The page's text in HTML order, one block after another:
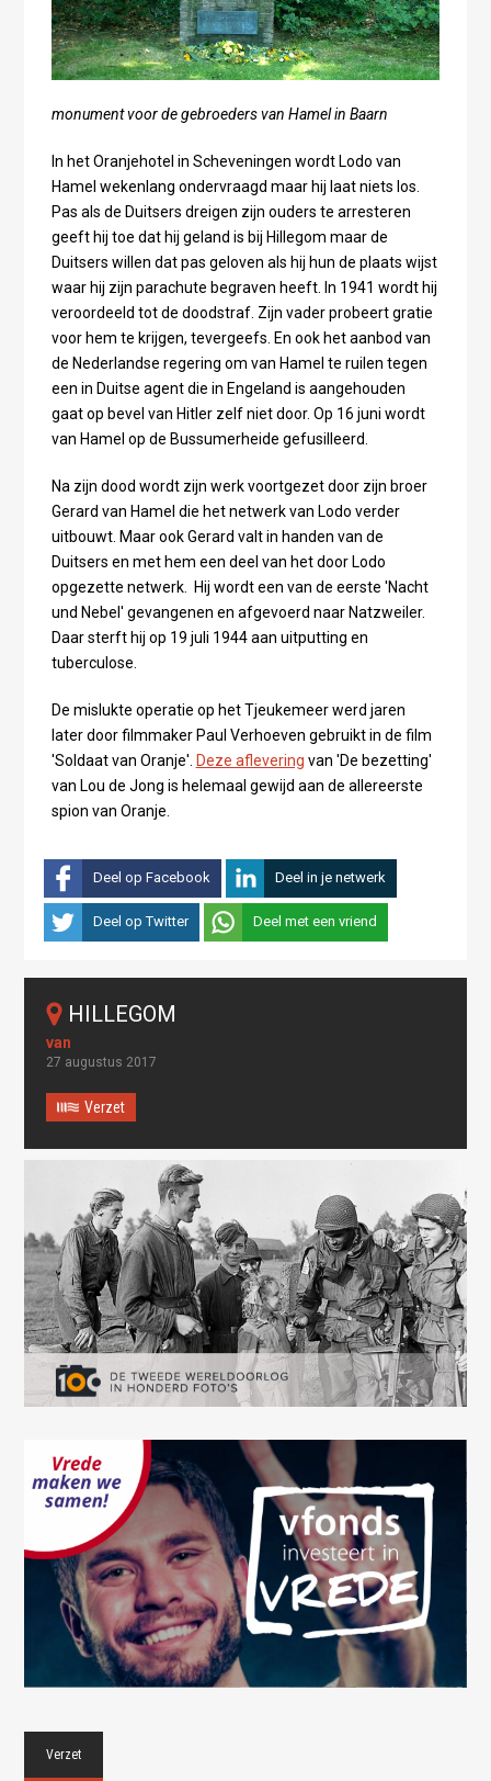
monument voor de gebroeders van Hamel in Baarn
In het Oranjehotel in Scheveningen wordt Lodo van
Hamel wekenlang ondervraagd maar hij laat niets los.
Pas als de Duitsers dreigen zijn ouders te arresteren
geeft hij toe dat hij geland is bij Hillegom maar de
Duitsers willen dat pas geloven als hij hun de plaats wijst
waar hij zijn parachute begraven heeft. In 1941 wordt hij
veroordeeld tot de doodstraf. Zijn vader probeert gratie
voor hem te krijgen, tevergeefs. En ook het aanbod van
de Nederlandse regering om van Hamel te ruilen tegen
een in Duitse agent die in Engeland is aangehouden
gaat op bevel van Hitler zelf niet door. Op 16 juni wordt
van Hamel op de Bussumerheide gefusilleerd.
Na zijn dood wordt zijn werk voortgezet door zijn broer
Gerard van Hamel die het netwerk van Lodo verder
uitbouwt. Maar ook Gerard valt in handen van de
Duitsers en met hem een deel van het door Lodo
opgezette netwerk. Hij wordt een van de eerste 'Nacht
und Nebel' gevangenen en afgevoerd naar Natzweiler.
Daar sterft hij op 19 juli 1944 aan uitputting en
tuberculose.
De mislukte operatie op het Tjeukemeer werd jaren
later door filmmaker Paul Verhoeven gebruikt in de film
'Soldaat van Oranje'. Deze aflevering van 'De bezetting'
van Lou de Jong is helemaal gewijd aan de allereerste
spion van Oranje.
Deel op Facebook Deel in je netwerk
Deel op Twitter Deel met een vriend
HILLEGOM
27 augustus 2017
Verzet
Verzet